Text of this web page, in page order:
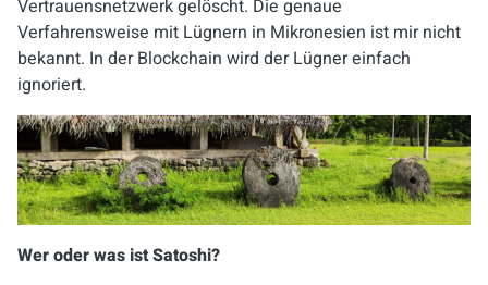
Vertrauensnetzwerk gelöscht. Die genaue
Verfahrensweise mit Lügnern in Mikronesien ist mir nicht
bekannt. In der Blockchain wird der Lügner einfach
ignoriert.
Wer oder was istSatoshi?